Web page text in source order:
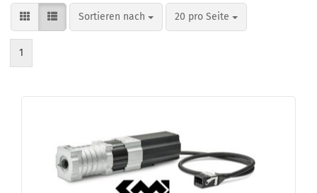
Sortieren nach
Sortieren nach 20 pro Seite
pro Seite
1